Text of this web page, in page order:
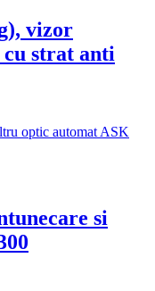
vizor
strat anti
si